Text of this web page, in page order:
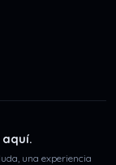
una experiencia